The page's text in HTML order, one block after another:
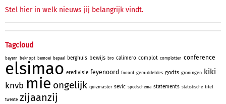
Stel hier in welk nieuws jij belangrijk vindt.
Tagcloud
bayern beknopt bemoei bepaal berghuis bewijs bro calimero complot complotten conference
elsimao eredivisie feyenoord fnoord gemiddeldes godts groningen kiki
knvb mie ongelijk quizmaster sevic speelschema statements statistische titel
twente zijaanzij